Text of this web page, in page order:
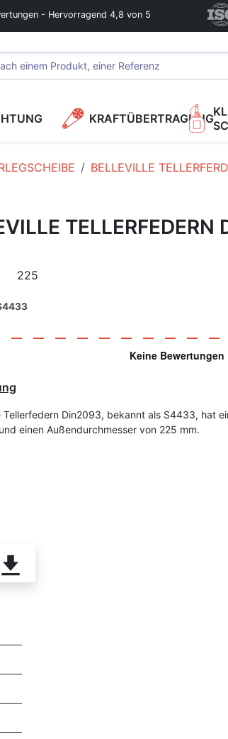
- Hervorragend 4,8 von 5
KRAFTÜBERTRAGUNG
BELLEVILLE
TELLERFEDERN
225
Tellerfedern Din2093, bekannt als S4433, hat
einen Außendurchmesser von 225 mm.